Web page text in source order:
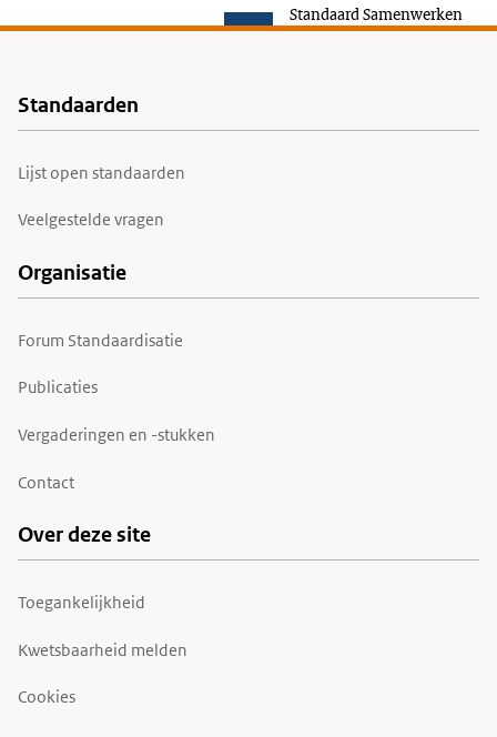
Standaard Samenwerken
Voet
Standaarden
Lijst open standaarden
Veelgestelde vragen
Organisatie
Forum Standaardisatie
Publicaties
Vergaderingen en -stukken
Contact
Over deze site
Toegankelijkheid
Kwetsbaarheid melden
Cookies